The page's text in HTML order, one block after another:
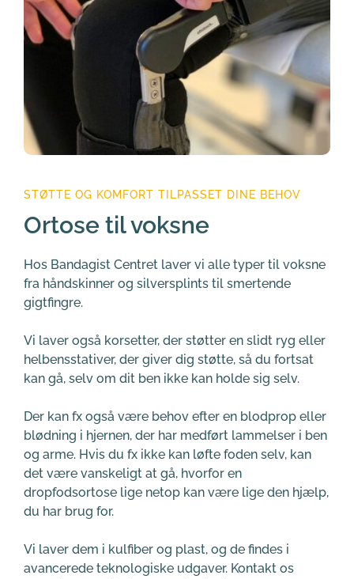
STØTTE OG KOMFORT TILPASSET DINE BEHOV
Ortose til voksne
Hos Bandagist Centret laver vi alle typer til voksne
fra håndskinner og silversplints til smertende
gigtfingre.
Vi laver også korsetter, der støtter en slidt ryg eller
helbensstativer, der giver dig støtte, så du fortsat
kan gå, selv om dit ben ikke kan holde sig selv.
Der kan fx også være behov efter en blodprop eller
blødning i hjernen, der har medført lammelser i ben
og arme. Hvis du fx ikke kan løfte foden selv, kan
det være vanskeligt at gå, hvorfor en
dropfodsortose lige netop kan være lige den hjælp,
du har brug for.
Vi laver dem i kulfiber og plast, og de findes i
avancerede teknologiske udgaver. Kontakt os